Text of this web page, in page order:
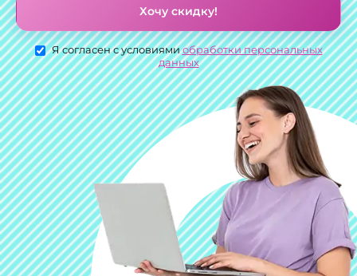
Хочу скидку!
Я согласен с условиямиобработки персональных
данных